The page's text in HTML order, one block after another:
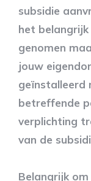
subsidie
het
genomen
jouw
geïnstalleerd
betreffende
verplichting
van de
Belangrijk